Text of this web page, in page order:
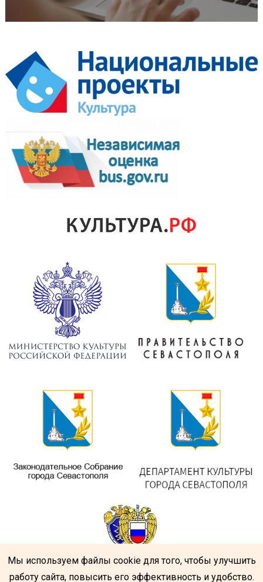
Мы используем файлы cookie для того, чтобы улучшить
работу сайта, повысить его эффективность и удобство.